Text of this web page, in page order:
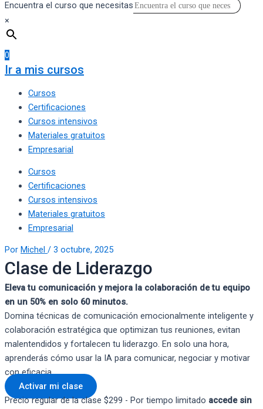
Encuentra el curso que necesitas
×
0
Ir a mis cursos
Cursos
Certificaciones
Cursos intensivos
Materiales gratuitos
Empresarial
Cursos
Certificaciones
Cursos intensivos
Materiales gratuitos
Empresarial
Por Michel / 3 octubre, 2025
Clase de Liderazgo
Eleva tu comunicación y mejora la colaboración de tu equipo
en un 50% en solo 60 minutos.
Domina técnicas de comunicación emocionalmente inteligente y
colaboración estratégica que optimizan tus reuniones, evitan
malentendidos y fortalecen tu liderazgo. En solo una hora,
aprenderás cómo usar la IA para comunicar, negociar y motivar
con eficacia.
Activar mi clase
Precio regular de la clase $299 - Por tiempo limitado accede sin